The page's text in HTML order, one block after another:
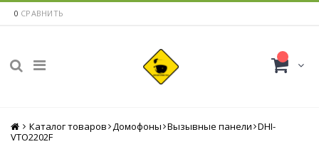
0 СРАВНИТЬ
Главная
Каталог товаров Домофоны Вызывные панели DHI-
VTO2202F